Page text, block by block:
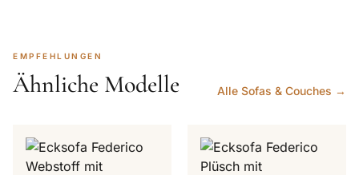
EMPFEHLUNGEN
Ähnliche Modelle Alle Sofas & Couches →